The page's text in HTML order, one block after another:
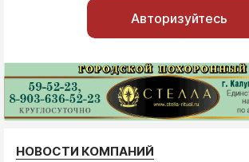
Авторизуйтесь
НОВОСТИ КОМПАНИЙ